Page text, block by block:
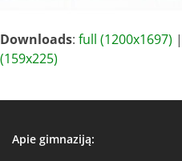
Downloads: full (1200x1697) |
(159x225)
Apie gimnaziją: